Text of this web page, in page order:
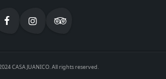
CASA JUANICO. All rights reserved.